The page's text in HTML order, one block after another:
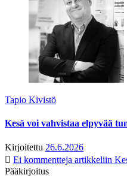
Tapio Kivistö
Kesä voi vahvistaa elpyvää
Kirjoitettu 26.6.2026
Ei kommentteja artikkeliin
Pääkirjoitus